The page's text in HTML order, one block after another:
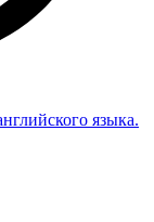
языка.